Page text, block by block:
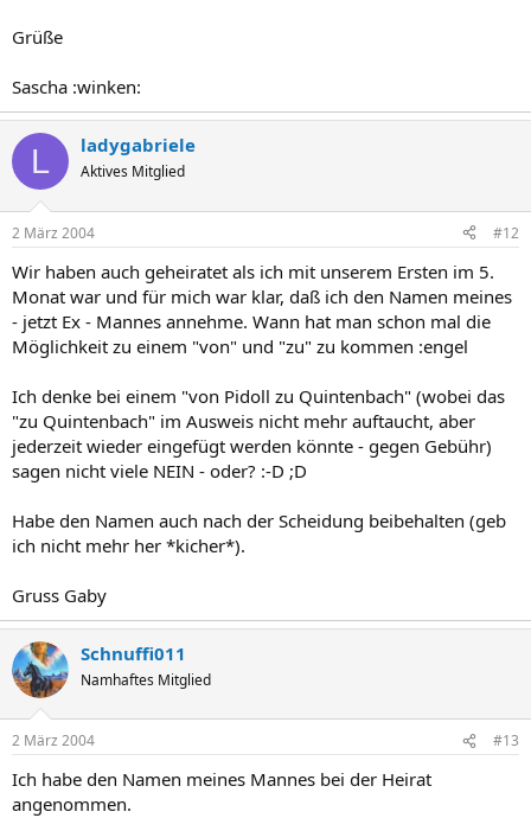
Grüße
Sascha :winken:
L ladygabriele
Aktives Mitglied
2 März 2004 #12
Wir haben auch geheiratet als ich mit unserem Ersten im 5.
Monat war und für mich war klar, daß ich den Namen meines
- jetzt Ex - Mannes annehme. Wann hat man schon mal die
Möglichkeit zu einem "von" und "zu" zu kommen :engel
Ich denke bei einem "von Pidoll zu Quintenbach" (wobei das
"zu Quintenbach" im Ausweis nicht mehr auftaucht, aber
jederzeit wieder eingefügt werden könnte - gegen Gebühr)
sagen nicht viele NEIN - oder? :-D ;D
Habe den Namen auch nach der Scheidung beibehalten (geb
ich nicht mehr her *kicher*).
Gruss Gaby
Schnuffi011
Namhaftes Mitglied
2 März 2004 #13
Ich habe den Namen meines Mannes bei der Heirat
angenommen.